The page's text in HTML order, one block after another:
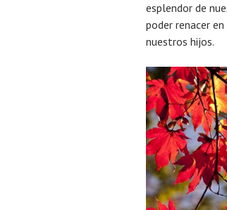
esplendor de
poder renacer
nuestros hijos.